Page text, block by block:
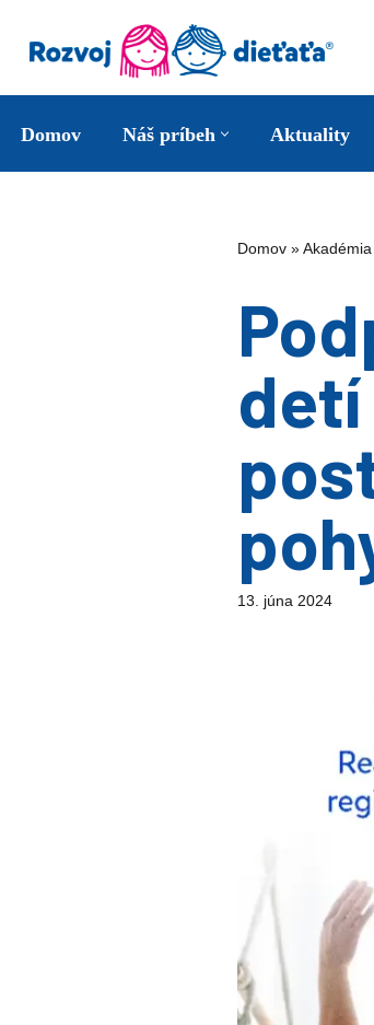
Preskočiť
Domov Náš príbeh Aktuality
Domov»Akadémia
detí
13. júna 2024